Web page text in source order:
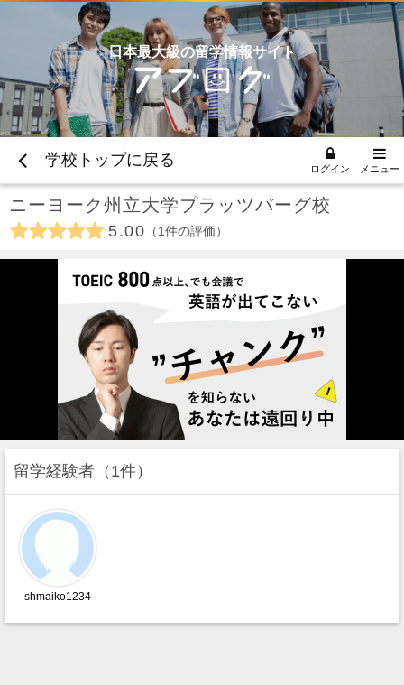
日本最大級の留学情報サイト
学校トップに戻る ログイン メニュー
ニーヨーク州立大学プラッツバーグ校
5.00 1件の評価
留学経験者 1件
shmaiko1234